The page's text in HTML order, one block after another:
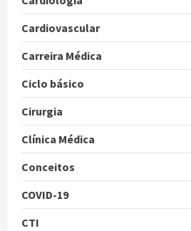
Cardiovascular
Carreira Médica
Ciclo básico
Cirurgia
Clínica Médica
Conceitos
COVID-19
CTI